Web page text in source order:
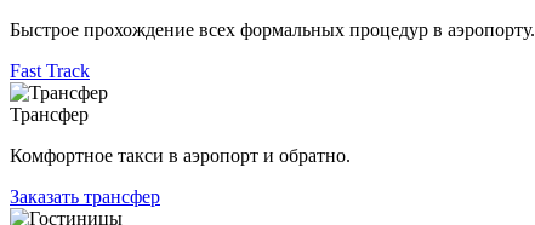
Быстрое прохождение всех формальных процедур в аэропорту.
Fast Track
Трансфер
Комфортное такси в аэропорт и обратно.
Заказать трансфер